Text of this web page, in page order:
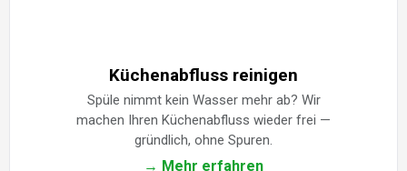
Küchenabfluss reinigen
Spüle nimmt kein Wasser mehr ab? Wir
machen Ihren Küchenabfluss wieder frei —
gründlich, ohne Spuren.
→ Mehr erfahren